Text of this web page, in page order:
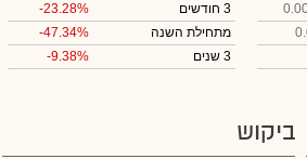
3 חודשים
-23.28%
מתחילת השנה
-47.34%
3 שנים
-9.38%
ביקוש